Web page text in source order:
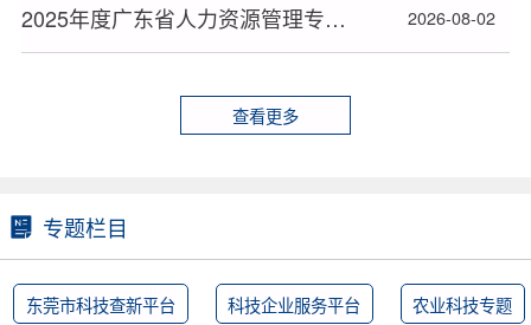
2025年度广东省人力资源管理专业高级职称评审通过人员名单公布 2026-08-02
查看更多
专题栏目
东莞市科技查新平台 科技企业服务平台 农业科技专题